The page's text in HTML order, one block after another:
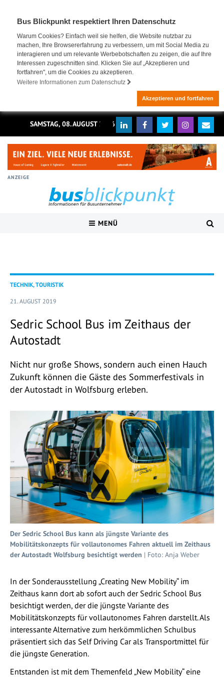
Bus Blickpunkt respektiert Ihren Datenschutz
Warum Cookies? Einfach weil sie helfen, die Website nutzbar zu
machen, Ihre Browsererfahrung zu verbessern, um mit Social Media zu
interagieren und um relevante Werbebotschaften zu zeigen, die auf Ihre
Interessen zugeschnitten sind. Klicken Sie auf „Akzeptieren und
fortfahren", um die Cookies zu akzeptieren.
Weitere Informationen zum Datenschutz
Akzeptieren und fortfahren
SAMSTAG, 08. AUGUST 2026
ANZEIGE
MENÜ
TECHNIK, TOURISTIK
21. AUGUST 2019
Sedric School Bus im Zeithaus der
Autostadt
Nicht nur große Shows, sondern auch einen Hauch
Zukunft können die Gäste des Sommerfestivals in
der Autostadt in Wolfsburg erleben.
Der Sedric School Bus kann als jüngste Variante des
Mobilitätskonzepts für vollautonomes Fahren aktuell im Zeithaus
der Autostadt Wolfsburg besichtigt werden | Foto: Anja Weber
In der Sonderausstellung „Creating New Mobility“ im
Zeithaus kann dort ab sofort auch der Sedric School Bus
besichtigt werden, der die jüngste Variante des
Mobilitätskonzepts für vollautonomes Fahren darstellt. Als
interessante Alternative zum herkömmlichen Schulbus
präsentiert sich das Self Driving Car als Transportmittel für
die jüngste Generation.
Entstanden ist mit dem Themenfeld „New Mobility“ eine